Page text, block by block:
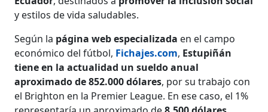
y estilos de vida saludables.
Según la página web especializada en el campo
económico del fútbol, Fichajes.com, Estupiñán
tiene en la actualidad un sueldo anual
aproximado de 852.000 dólares, por su trabajo con
el Brighton en la Premier League. En ese caso, el 1%